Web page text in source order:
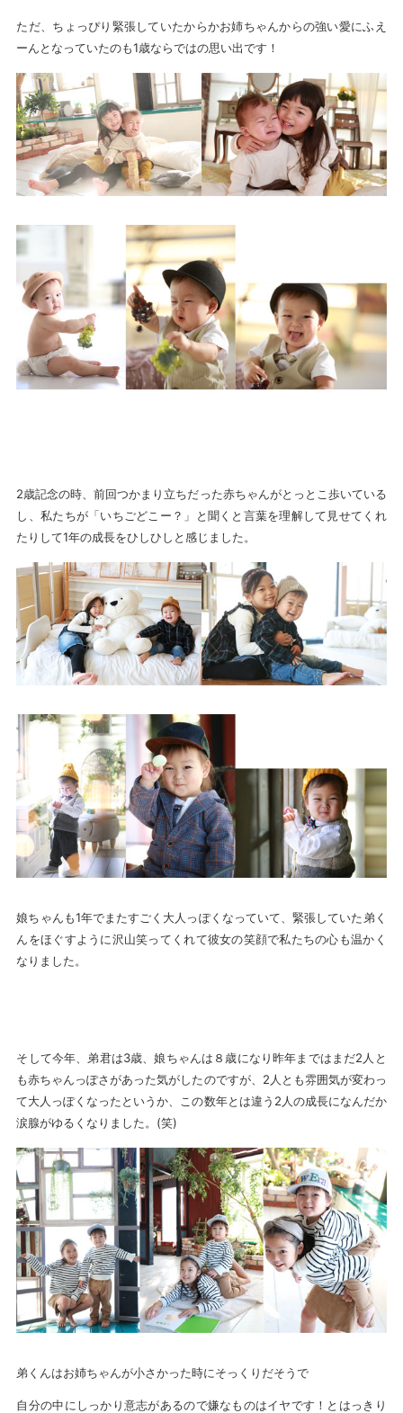
ただ、ちょっぴり緊張していたからかお姉ちゃんからの強い愛にふえ
ーんとなっていたのも1歳ならではの思い出です！
2歳記念の時、前回つかまり立ちだった赤ちゃんがとっとこ歩いている
し、私たちが「いちごどこー？」と聞くと言葉を理解して見せてくれ
たりして1年の成長をひしひしと感じました。
娘ちゃんも1年でまたすごく大人っぽくなっていて、緊張していた弟く
んをほぐすように沢山笑ってくれて彼女の笑顔で私たちの心も温かく
なりました。
そして今年、弟君は3歳、娘ちゃんは８歳になり昨年まではまだ2人と
も赤ちゃんっぽさがあった気がしたのですが、2人とも雰囲気が変わっ
て大人っぽくなったというか、この数年とは違う2人の成長になんだか
涙腺がゆるくなりました。(笑)
弟くんはお姉ちゃんが小さかった時にそっくりだそうで
自分の中にしっかり意志があるので嫌なものはイヤです！とはっきり